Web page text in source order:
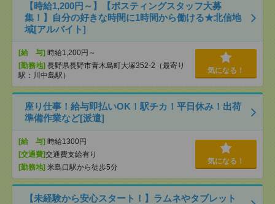
【時給1,200円～】【ポスティングスタッフ大募
集！】自分の好きな時間に1時間から働ける★北信地
域[アルバイト]
[給 与] 時給1,200円～
[勤務地] 長野県長野市青木島町大塚352-2（最寄り
駅：川中島駅）
気になる！
座り仕事！給与即払いOK！駅チカ！平日休み！出荷
準備作業など[派遣]
[給 与] 時給1300円
[交通費]交通費支給有り
[勤務地] 米島口駅から徒歩5分
気になる！
【未経験から安心スタート！】ラムネやタブレット